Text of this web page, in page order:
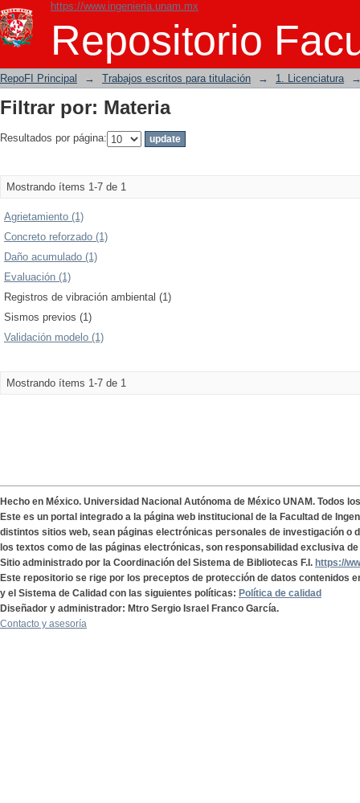
https://www.ingenieria.unam.mx
Repositorio
Filtrar por: Materia
RepoFI Principal → Trabajos escritos para titulación → 1. Licenciatura
Filtrar por: Materia
Resultados por página:
Mostrando ítems 1-7 de 1
Agrietamiento (1)
Concreto reforzado (1)
Daño acumulado (1)
Evaluación (1)
Registros de vibración ambiental (1)
Sismos previos (1)
Validación modelo (1)
Mostrando ítems 1-7 de 1
Hecho en México. Universidad Nacional Autónoma de México UNAM. Todos
Este es un portal integrado a la página web institucional de la Facultad de
distintos sitios web, sean páginas electrónicas personales de investigación o
los textos como de las páginas electrónicas, son responsabilidad exclusiva
Sitio administrado por la Coordinación del Sistema de Bibliotecas F.I. https://
Este repositorio se rige por los preceptos de protección de datos contenidos
y el Sistema de Calidad con las siguientes políticas: Política de calidad
Diseñador y administrador: Mtro Sergio Israel Franco García.
Contacto y asesoría